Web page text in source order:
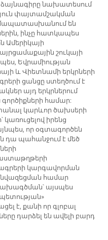
նախատեսում
փայտամշակման
են
ինչը հատկապես
Ամերիկայի
շուկայի
Եվրամիության
և Վիետնամի երկրների
ցանցը ստեղծում է
այդ երկրներում
համար:
կարևոր ծախսերի
կառուցելով իրենց
որ օգտագործեն
դա պահանջում է մեծ
կարգավորման
նվազեցման համար
այսպես
է, քանի որ գլոբալ
դարձել են ավելի բարդ